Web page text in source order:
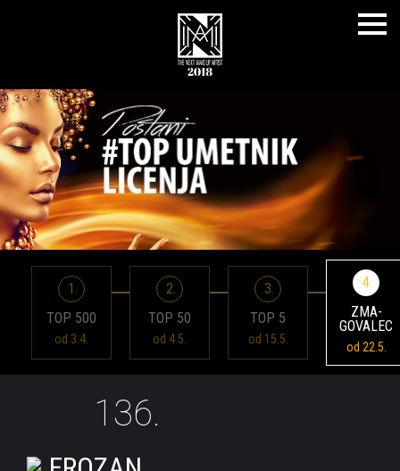
Toggle
1.
TOP 500
od 3.4.
2.
TOP 50
od 4.5.
3.
TOP 5
od 15.5.
4.
ZMA­
GOVALEC
od 22.5.
136.